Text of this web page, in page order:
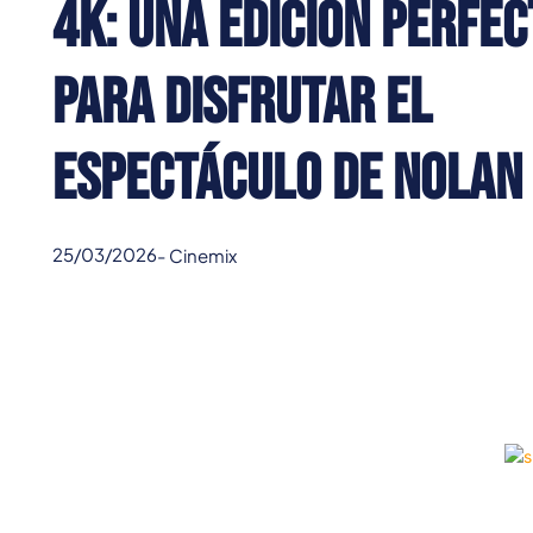
4K: una edición
para disfrutar el
espectáculo de Nolan
25/03/2026- Cinemix